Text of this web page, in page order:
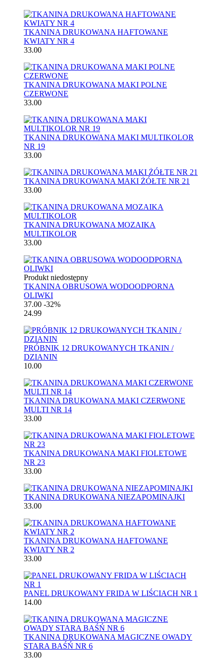
TKANINA DRUKOWANA HAFTOWANE
KWIATY NR 4
33.00
TKANINA DRUKOWANA MAKI POLNE
CZERWONE
33.00
TKANINA DRUKOWANA MAKI MULTIKOLOR
NR 19
33.00
TKANINA DRUKOWANA MAKI ŻÓŁTE NR 21
33.00
TKANINA DRUKOWANA MOZAIKA
MULTIKOLOR
33.00
Produkt niedostępny
TKANINA OBRUSOWA WODOODPORNA
OLIWKI
37.00 -32%
24.99
PRÓBNIK 12 DRUKOWANYCH TKANIN /
DZIANIN
10.00
TKANINA DRUKOWANA MAKI CZERWONE
MULTI NR 14
33.00
TKANINA DRUKOWANA MAKI FIOLETOWE
NR 23
33.00
TKANINA DRUKOWANA NIEZAPOMINAJKI
33.00
TKANINA DRUKOWANA HAFTOWANE
KWIATY NR 2
33.00
PANEL DRUKOWANY FRIDA W LIŚCIACH NR 1
14.00
TKANINA DRUKOWANA MAGICZNE OWADY
STARA BAŚŃ NR 6
33.00